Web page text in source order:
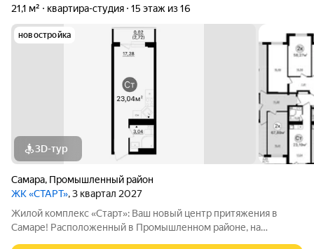
21,1 м² квартира-студия 15 этаж из 16
новостройка
3D-тур
Самара, Промышленный район
ЖК «СТАРТ», 3 квартал 2027
Жилой комплекс «Старт»: Ваш новый центр притяжения в
Самаре! Расположенный в Промышленном районе, на